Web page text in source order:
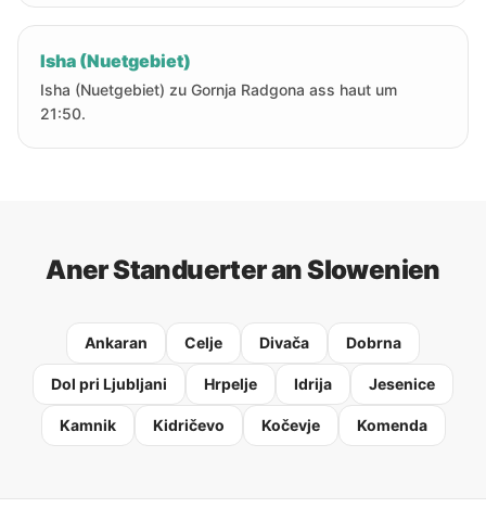
Isha (Nuetgebiet)
Isha (Nuetgebiet) zu Gornja Radgona ass haut um
21:50.
Aner Standuerter an Slowenien
Ankaran Celje Divača Dobrna
Dol pri Ljubljani Hrpelje Idrija Jesenice
Kamnik Kidričevo Kočevje Komenda